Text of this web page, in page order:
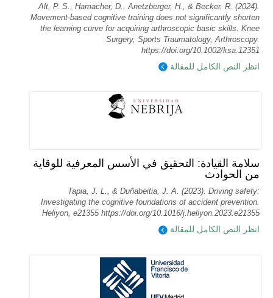
Alt, P. S., Hamacher, D., Anetzberger, H., & Becker, R. (2024).
Movement‐based cognitive training does not significantly shorten
the learning curve for acquiring arthroscopic basic skills. Knee
Surgery, Sports Traumatology, Arthroscopy.
https://doi.org/10.1002/ksa.12351
انظر النص الكامل للمقالة
سلامة القيادة: التحقيق في الأسس المعرفية للوقاية
من الحوادث
Tapia, J. L., & Duñabeitia, J. A. (2023). Driving safety:
Investigating the cognitive foundations of accident prevention.
Heliyon, e21355 https://doi.org/10.1016/j.heliyon.2023.e21355
انظر النص الكامل للمقالة